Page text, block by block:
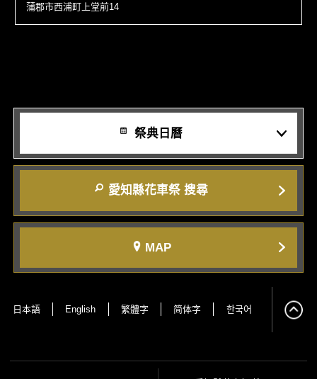
蒲郡市西浦町上堂前14
祭典日曆
愛知縣花車祭 搜尋
MAP
日本語 English 繁體字 简体字 한국어